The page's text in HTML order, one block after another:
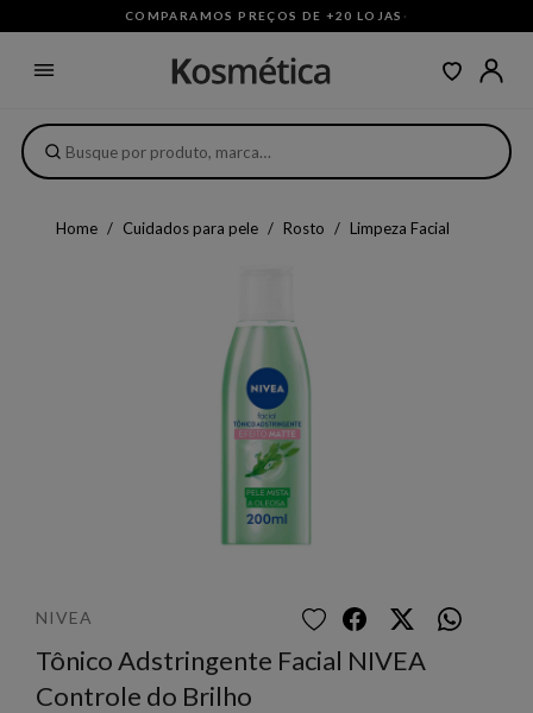
COMPARAMOS PREÇOS DE +20 LOJAS ·
Home Cuidados para pele Rosto Limpeza Facial
NIVEA
Tônico Adstringente Facial NIVEA
Controle do Brilho